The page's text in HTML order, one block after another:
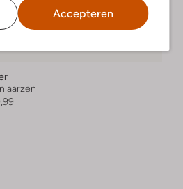
Accepteren